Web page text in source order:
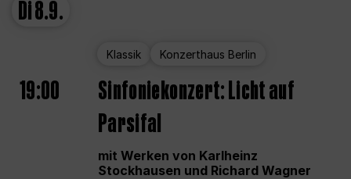
Di8.9.
Klassik Konzerthaus Berlin
19:00
Sinfoniekonzert: Licht auf
Parsifal
mit Werken von Karlheinz
Stockhausen und Richard Wagner